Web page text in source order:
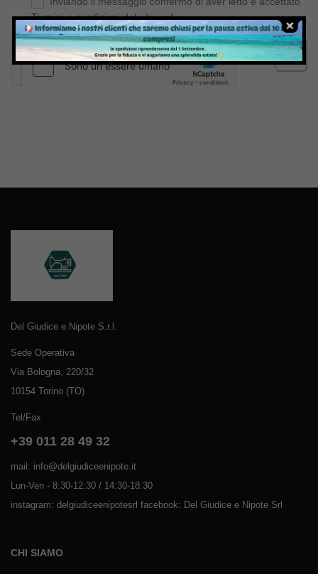
Termini e condizionidel sito web
Invia
Del Giudice e Nipote S.r.l.
Sede Operativa
Via Bologna, 220/32
10154 Torino (TO)
Tel/Fax
+39 011 28 49 32
mail: info@delgiudiceenipote.it
Lun-Ven - 8:30-12:30 / 14:30-18:30
instagram: delgiudiceenipotesrl facebook: Del Giudice e Nipote Srl
CHI SIAMO